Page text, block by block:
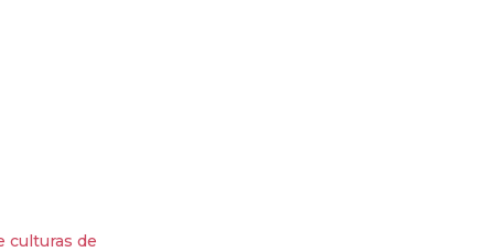
culturas de